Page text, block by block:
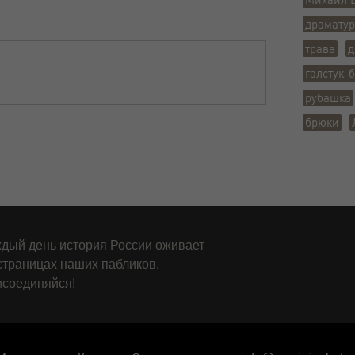
трава
галстук-
рубашка
брюки
день история России оживает
наших пабликов.